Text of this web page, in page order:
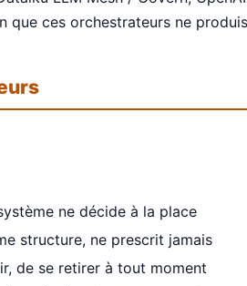
ces orchestrateurs ne
ne décide à la place
structure, ne prescrit jamais
de se retirer à tout moment